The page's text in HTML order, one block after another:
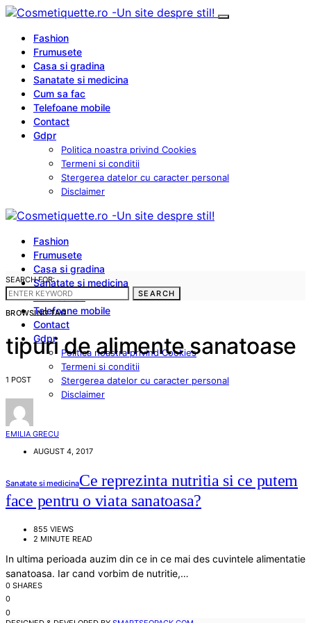
Fashion
Frumusete
Casa si gradina
Sanatate si medicina
Cum sa fac
Telefoane mobile
Contact
Gdpr
Politica noastra privind Cookies
Termeni si conditii
Stergerea datelor cu caracter personal
Disclaimer
Fashion
Frumusete
Casa si gradina
Sanatate si medicina
Cum sa fac
Telefoane mobile
Contact
Gdpr
Politica noastra privind Cookies
Termeni si conditii
Stergerea datelor cu caracter personal
Disclaimer
SEARCH FOR:
SEARCH
BROWSING TAG
tipuri de alimente sanatoase
1 POST
EMILIA GRECU
AUGUST 4, 2017
Sanatate si medicinaCe reprezinta nutritia si ce putem
face pentru o viata sanatoasa?
855 VIEWS
2 MINUTE READ
In ultima perioada auzim din ce in ce mai des cuvintele alimentatie
sanatoasa. Iar cand vorbim de nutritie,…
0 SHARES
0
0